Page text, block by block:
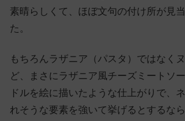
素晴らしくて、ほぼ文句の付け所が見
た。
もちろんラザニア（パスタ）ではなく
ど、まさにラザニア風チーズミートソ
ドルを絵に描いたような仕上がりで、
れそうな要素を強いて挙げるとするな